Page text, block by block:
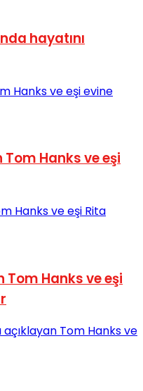
hayatını
Hanks ve eşi
Hanks ve eşi